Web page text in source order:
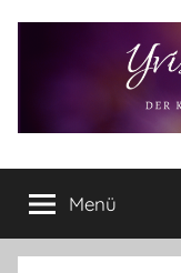
Yvis
Lifestyle
Lifestyle
Blog
–
Menü